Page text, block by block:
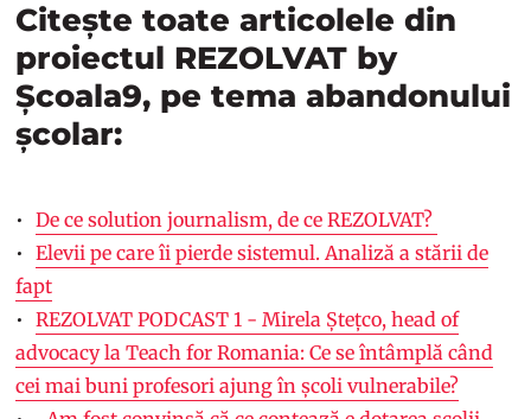
Citește toate articolele din
proiectul REZOLVAT by
Școala9, pe tema abandonului
școlar:
De ce solution journalism, de ce REZOLVAT?
Elevii pe care îi pierde sistemul. Analiză a stării de
fapt
REZOLVAT PODCAST 1 - Mirela Ștețco, head of
advocacy la Teach for Romania: Ce se întâmplă când
cei mai buni profesori ajung în școli vulnerabile?